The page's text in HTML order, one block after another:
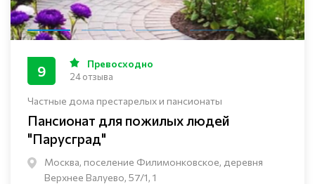
Частные дома престарелых и пансионаты
Пансионат для пожилых людей
"Парусград"
Москва, поселение Филимонковское, деревня
Верхнее Валуево, 57/1, 1
9 Превосходно
24 отзыва